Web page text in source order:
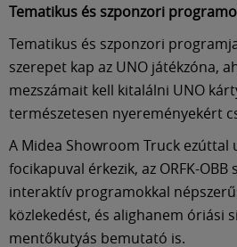
Tematikus és szponzori
Tematikus és szponzori
szerepet kap az UNO játékzóna,
mezszámait kell kitalálni UNO
természetesen nyereményekért
A Midea Showroom Truck ezúttal
focikapuval érkezik, az ORFK-
interaktív programokkal
közlekedést, és alighanem óriási
mentőkutyás bemutató is.